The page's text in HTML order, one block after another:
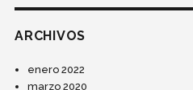
ARCHIVOS
enero 2022
marzo 2020